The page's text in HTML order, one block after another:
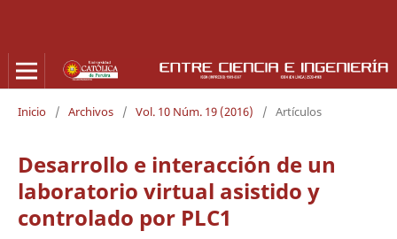
Inicio / Archivos / Vol. 10 Núm. 19 (2016) / Artículos
Desarrollo e interacción de un
laboratorio virtual asistido y
controlado por PLC1